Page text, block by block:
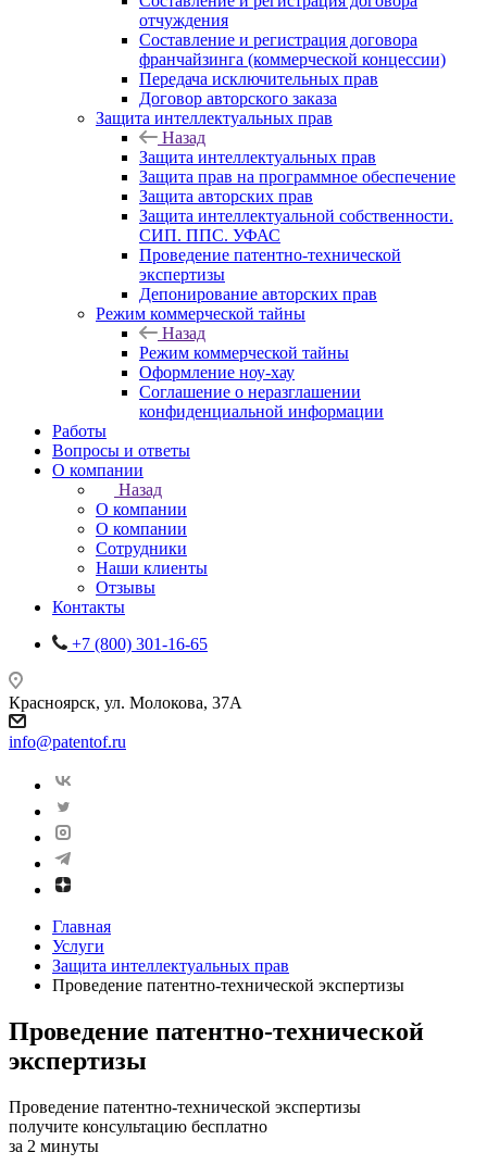
отчуждения
Составление и регистрация договора
франчайзинга (коммерческой концессии)
Передача исключительных прав
Договор авторского заказа
Защита интеллектуальных прав
Назад
Защита интеллектуальных прав
Защита прав на программное обеспечение
Защита авторских прав
Защита интеллектуальной собственности.
СИП. ППС. УФАС
Проведение патентно-технической
экспертизы
Депонирование авторских прав
Режим коммерческой тайны
Назад
Режим коммерческой тайны
Оформление ноу-хау
Соглашение о неразглашении
конфиденциальной информации
Работы
Вопросы и ответы
О компании
Назад
О компании
О компании
Сотрудники
Наши клиенты
Отзывы
Контакты
+7 (800) 301-16-65
Красноярск, ул. Молокова, 37А
info@patentof.ru
Главная
Услуги
Защита интеллектуальных прав
Проведение патентно-технической экспертизы
Проведение патентно-технической
экспертизы
Проведение патентно-технической экспертизы
получите консультацию бесплатно
за 2 минуты